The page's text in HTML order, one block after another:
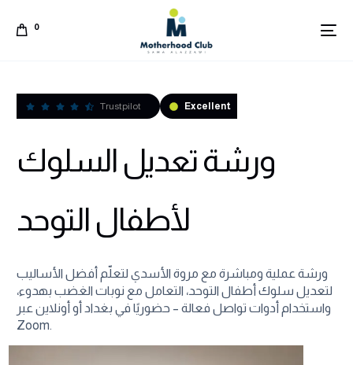
0
Trustpilot Excellent
ورشة تعديل السلوك
لأطفال التوحد
ورشة عملية ومباشرة مع مروة الأسدي لتعلّم أفضل الأساليب
لتعديل سلوك أطفال التوحد، التعامل مع نوبات الغضب بهدوء،
واستخدام أدوات تواصل فعالة – حضوريًا في بغداد أو أونلاين عبر
Zoom.Arabic